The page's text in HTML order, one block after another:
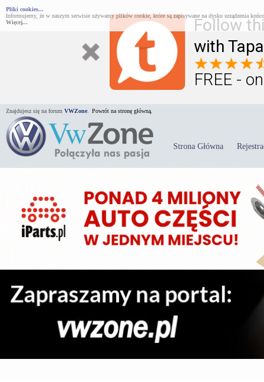
Follow
with
FREE -
Pliki cookies...
Informujemy, że w naszym serwisie używamy plików cookie, które są zapisywane na dysku urządzenia
Więcej...
Znajdujesz się na forum VWZone Powrót na stronę główną.
Strona Główna